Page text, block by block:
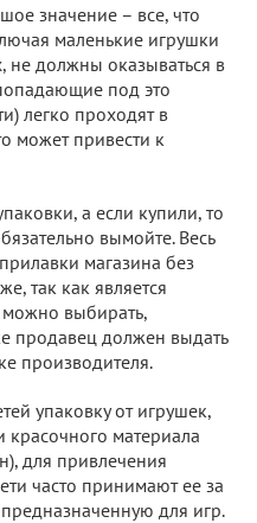
значение – все, что
маленькие игрушки
не должны оказываться в
под это
легко проходят в
может привести к
а если купили, то
вымойте. Весь
магазина без
так как является
выбирать,
продавец должен выдать
производителя.
упаковку от игрушек,
красочного материала
для привлечения
часто принимают ее за
для игр.